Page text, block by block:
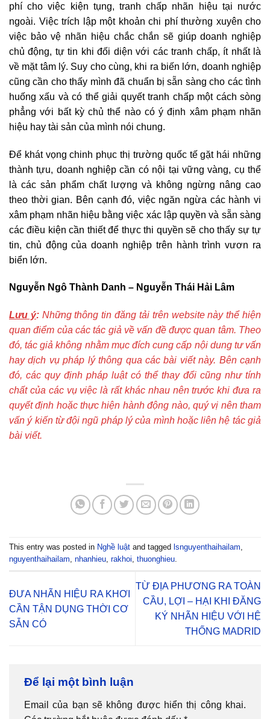
phí cho việc kiện tụng, tranh chấp nhãn hiệu tại nước
ngoài. Việc trích lập một khoản chi phí thường xuyên cho
việc bảo vệ nhãn hiệu chắc chắn sẽ giúp doanh nghiệp
chủ động, tự tin khi đối diện với các tranh chấp, ít nhất là
về mặt tâm lý. Suy cho cùng, khi ra biến lớn, doanh nghiệp
cũng cần cho thấy mình đã chuẩn bị sẵn sàng cho các tình
huống xấu và có thể giải quyết tranh chấp một cách sòng
phẳng với bất kỳ chủ thể nào có ý định xâm phạm nhãn
hiệu hay tài sản của mình nói chung.
Để khát vọng chinh phục thị trường quốc tế gặt hái những
thành tựu, doanh nghiệp cần có nội tại vững vàng, cụ thể
là các sản phẩm chất lượng và không ngừng nâng cao
theo thời gian. Bên cạnh đó, việc ngăn ngừa các hành vi
xâm phạm nhãn hiệu bằng việc xác lập quyền và sẵn sàng
các điều kiện cần thiết để thực thi quyền sẽ cho thấy sự tự
tin, chủ động của doanh nghiệp trên hành trình vươn ra
biển lớn.
Nguyễn Ngô Thành Danh – Nguyễn Thái Hải Lâm
Lưu ý: Những thông tin đăng tải trên website này thể hiện
quan điểm của các tác giả về vấn đề được quan tâm. Theo
đó, tác giả không nhằm mục đích cung cấp nội dung tư vấn
hay dịch vụ pháp lý thông qua các bài viết này. Bên cạnh
đó, các quy định pháp luật có thể thay đổi cũng như tính
chất của các vụ việc là rất khác nhau nên trước khi đưa ra
quyết định hoặc thực hiện hành động nào, quý vị nên tham
vấn ý kiến từ đội ngũ pháp lý của mình hoặc liên hệ tác giả
bài viết.
This entry was posted in Nghề luật and tagged lsnguyenthaihailam,
nguyenthaihailam, nhanhieu, rakhoi, thuonghieu.
ĐƯA NHÃN HIỆU RA KHƠI
CẦN TẬN DỤNG THỜI CƠ
SẴN CÓ
TỪ ĐỊA PHƯƠNG RA TOÀN
CẦU, LỢI – HẠI KHI ĐĂNG
KÝ NHÃN HIỆU VỚI HỆ
THỐNG MADRID
Để lại một bình luận
Email của bạn sẽ không được hiển thị công khai.